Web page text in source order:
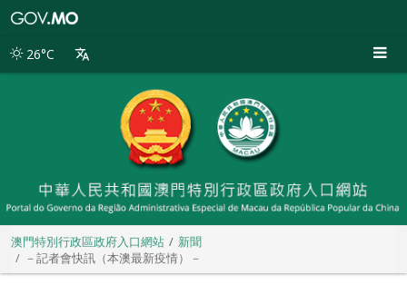
別
26°C
澳門特別行政區政府入口網站
新聞
－記者會快訊（本澳最新疫情）－